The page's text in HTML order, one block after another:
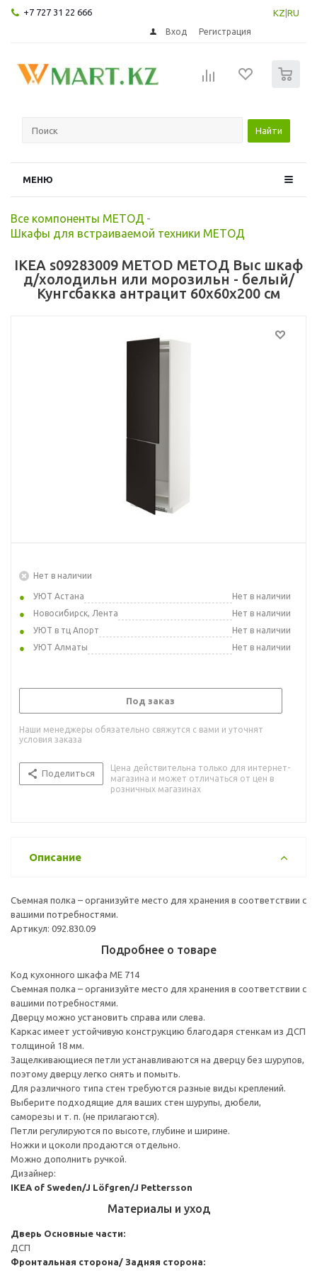
+7 727 31 22 666 KZ RU
Вход Регистрация
Найти
МЕНЮ
Все компоненты МЕТОД -
Шкафы для встраиваемой техники МЕТОД
IKEA s09283009 METOD МЕТОД Выс шкаф
д/холодильн или морозильн - белый/
Кунгсбакка антрацит 60x60x200 см
Нет в наличии
УЮТ Астана
Нет в наличии
Новосибирск, Лента
Нет в наличии
УЮТ в тц Апорт
Нет в наличии
УЮТ Алматы
Нет в наличии
Под заказ
Наши менеджеры обязательно свяжутся с вами и уточнят
условия заказа
Поделиться
Цена действительна только для интернет-
магазина и может отличаться от цен в
розничных магазинах
Описание
Съемная полка – организуйте место для хранения в соответствии с
вашими потребностями.
Артикул: 092.830.09
Подробнее о товаре
Код кухонного шкафа ME 714
Съемная полка – организуйте место для хранения в соответствии с
вашими потребностями.
Дверцу можно установить справа или слева.
Каркас имеет устойчивую конструкцию благодаря стенкам из ДСП
толщиной 18 мм.
Защелкивающиеся петли устанавливаются на дверцу без шурупов,
поэтому дверцу легко снять и помыть.
Для различного типа стен требуются разные виды креплений.
Выберите подходящие для ваших стен шурупы, дюбели,
саморезы и т. п. (не прилагаются).
Петли регулируются по высоте, глубине и ширине.
Ножки и цоколи продаются отдельно.
Можно дополнить ручкой.
Дизайнер:
IKEA of Sweden/J Löfgren/J Pettersson
Материалы и уход
Дверь Основные части:
ДСП
Фронтальная сторона/ Задняя сторона: